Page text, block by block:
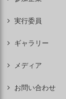
実行委員
ギャラリー
メディア
お問い合わせ